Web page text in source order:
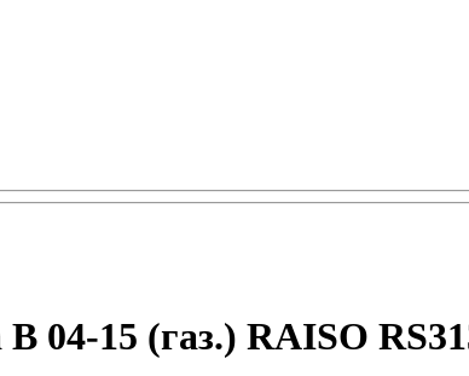
04-15 (газ.) RAISO